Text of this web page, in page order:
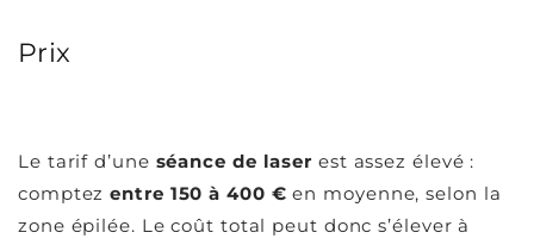
Prix
Le tarif d’une séance de laser est assez élevé :
comptezentre 150 à 400 € en moyenne, selon la
zone épilée. Le coût total peut donc s’élever à